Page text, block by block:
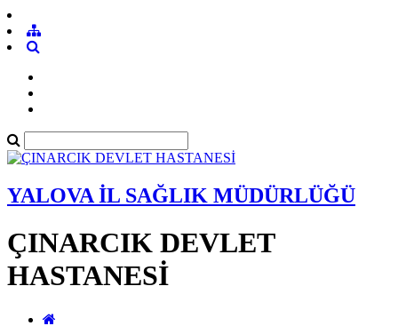
YALOVA İL SAĞLIK MÜDÜRLÜĞÜ
ÇINARCIK DEVLET
HASTANESİ